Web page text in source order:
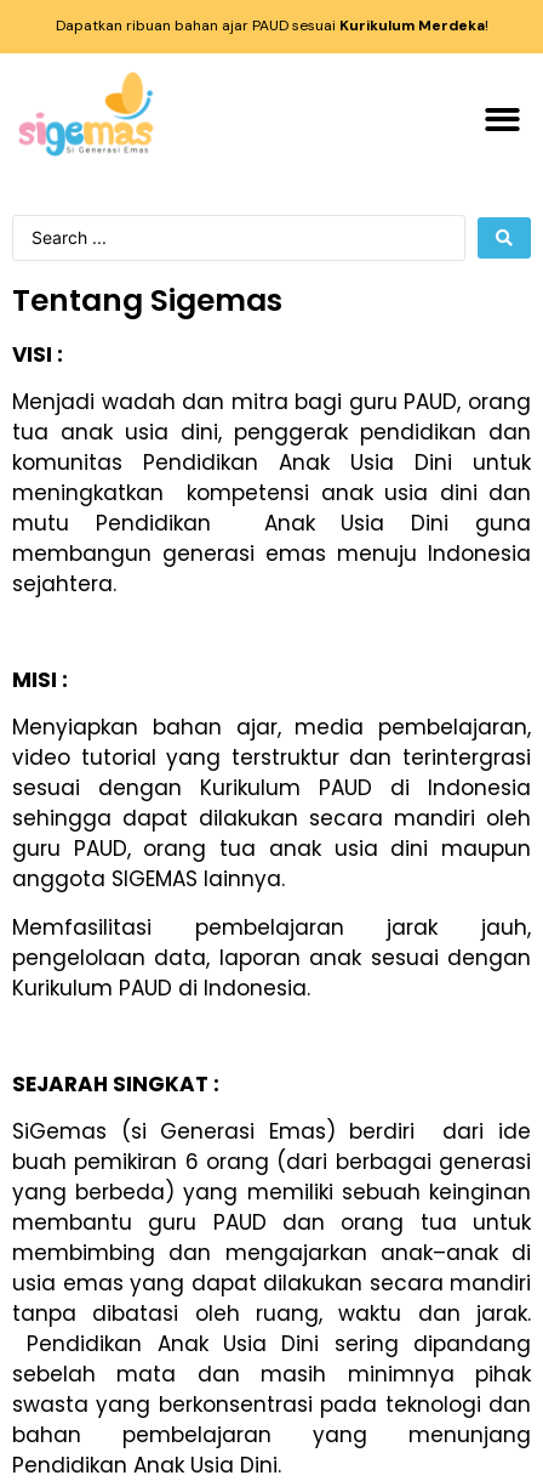
Dapatkan ribuan bahan ajar PAUD sesuai Kurikulum Merdeka!
Tentang Sigemas
VISI :
Menjadi wadah dan mitra bagi guru PAUD, orang
tua anak usia dini, penggerak pendidikan dan
komunitas Pendidikan Anak Usia Dini untuk
meningkatkan kompetensi anak usia dini dan
mutu Pendidikan Anak Usia Dini guna
membangun generasi emas menuju Indonesia
sejahtera.
MISI :
Menyiapkan bahan ajar, media pembelajaran,
video tutorial yang terstruktur dan terintergrasi
sesuai dengan Kurikulum PAUD di Indonesia
sehingga dapat dilakukan secara mandiri oleh
guru PAUD, orang tua anak usia dini maupun
anggota SIGEMAS lainnya.
Memfasilitasi pembelajaran jarak jauh,
pengelolaan data, laporan anak sesuai dengan
Kurikulum PAUD di Indonesia.
SEJARAH SINGKAT :
SiGemas (si Generasi Emas) berdiri dari ide
buah pemikiran 6 orang (dari berbagai generasi
yang berbeda) yang memiliki sebuah keinginan
membantu guru PAUD dan orang tua untuk
membimbing dan mengajarkan anak–anak di
usia emas yang dapat dilakukan secara mandiri
tanpa dibatasi oleh ruang, waktu dan jarak.
Pendidikan Anak Usia Dini sering dipandang
sebelah mata dan masih minimnya pihak
swasta yang berkonsentrasi pada teknologi dan
bahan pembelajaran yang menunjang
Pendidikan Anak Usia Dini.